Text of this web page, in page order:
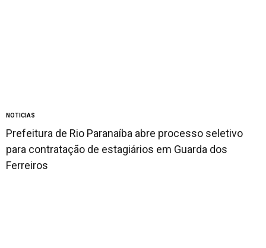
NOTICIAS
Prefeitura de Rio Paranaíba abre processo seletivo
para contratação de estagiários em Guarda dos
Ferreiros